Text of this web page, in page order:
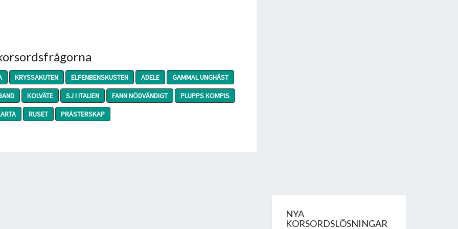
KRYSSAKUTEN ELFENBENSKUSTEN ADELE
GAMMAL UNGHÄST
KOLVÄTE SJ I ITALIEN FANN NÖDVÄNDIGT
PLUPPS KOMPIS
RUSET PRÄSTERSKAP
NYA
KORSORDSLÖSNINGAR